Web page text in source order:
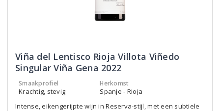
Viña del Lentisco Rioja Villota Viñedo
Singular Viña Gena 2022
Smaakprofiel
Krachtig, stevig
Herkomst
Spanje - Rioja
Intense, eikengerijpte wijn in Reserva-stijl, met een subtiele